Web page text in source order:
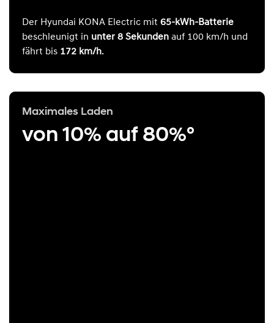
Der Hyundai KONA Electric mit 65-kWh-Batterie
beschleunigt in unter 8 Sekunden auf 100 km/h und
fährt bis 172 km/h.
Maximales Laden
von 10% auf 80%°